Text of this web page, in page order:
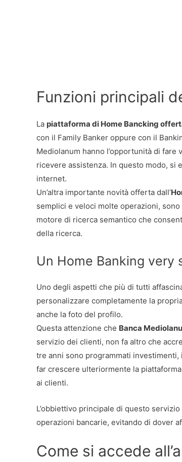
Funzioni principali
La piattaforma di Home Bancking
con il Family Banker oppure con il
Mediolanum hanno l’opportunità di
ricevere assistenza. In questo modo, si
internet.
Un’altra importante novità offerta dall’
semplici e veloci molte operazioni,
motore di ricerca semantico che
della ricerca.
Un Home Banking very
Uno degli aspetti che più di tutti
personalizzare completamente la
anche la foto del profilo.
Questa attenzione che Banca
servizio dei clienti, non fa altro che
tre anni sono programmati
far crescere ulteriormente la
ai clienti.
L’obbiettivo principale di questo
operazioni bancarie, evitando di dover
Come si accede